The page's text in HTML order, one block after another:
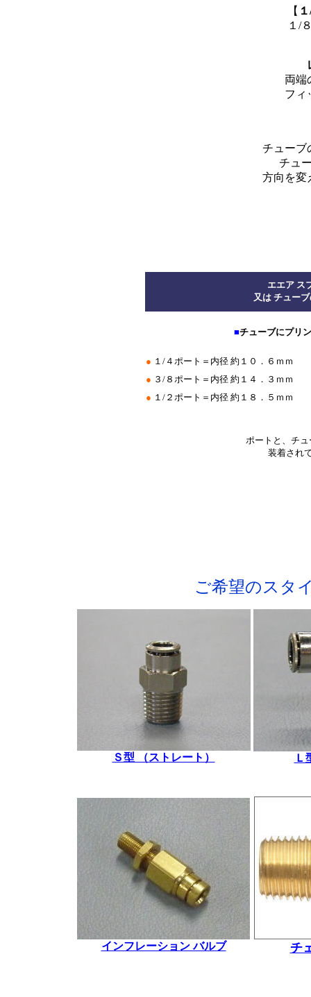
【
１/
両端
フィ
チューブ
チュ
方向を変
エエア ス
又は チュー
■チューブにプリ
● １/４ポート＝内径 約１０．６ｍｍ
● ３/８ポート＝内径 約１４．３ｍｍ
● １/２ポート＝内径 約１８．５ｍｍ
ポートと、チ
装着され
ご希望のスタ
Ｓ型 （ストレート）
Ｌ
インフレーション バルブ チ